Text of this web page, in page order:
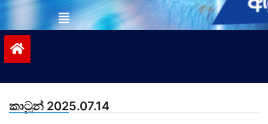
කාටූන් 2025.07.14